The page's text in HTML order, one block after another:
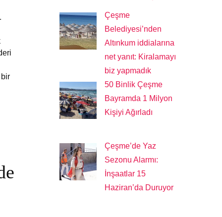
Çeşme
Belediyesi’nden
Altınkum iddialarına
net yanıt: Kiralamayı
biz yapmadık
50 Binlik Çeşme
Bayramda 1 Milyon
Kişiyi Ağırladı
Çeşme’de Yaz
Sezonu Alarmı:
İnşaatlar 15
Haziran’da Duruyor